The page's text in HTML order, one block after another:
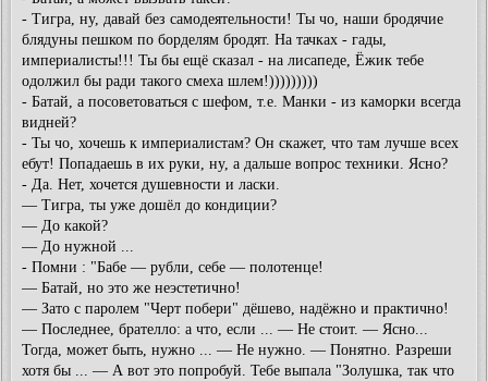
- Тигра, ну, давай без самодеятельности! Ты чо, наши бродячие
блядуны пешком по борделям бродят. На тачках - гады,
империалисты!!! Ты бы ещё сказал - на лисапеде, Ёжик тебе
одолжил бы ради такого смеха шлем!)))))))))
- Батай, а посоветоваться с шефом, т.е. Манки - из каморки всегда
видней?
- Ты чо, хочешь к империалистам? Он скажет, что там лучше всех
ебут! Попадаешь в их руки, ну, а дальше вопрос техники. Ясно?
- Да. Нет, хочется душевности и ласки.
— Тигра, ты уже дошёл до кондиции?
— До какой?
— До нужной ...
- Помни : "Бабе — рубли, себе — полотенце!
— Батай, но это же неэстетично!
— Зато с паролем "Черт побери" дёшево, надёжно и практично!
— Последнее, брателло: а что, если ... — Не стоит. — Ясно...
Тогда, может быть, нужно ... — Не нужно. — Понятно. Разреши
хотя бы ... — А вот это попробуй. Тебе выпала "Золушка, так что